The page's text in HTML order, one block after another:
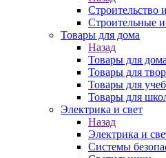
Строительство
Строительные
Товары для дома
Назад
Товары для дома
Товары для
Товары для
Товары для
Электрика и свет
Назад
Электрика и
Системы